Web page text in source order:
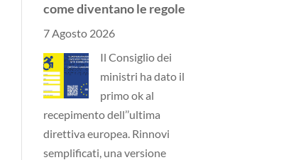
come diventano le regole
7 Agosto 2026
Il Consiglio dei
ministri ha dato il
primo ok al
recepimento dell’’ultima
direttiva europea. Rinnovi
semplificati, una versione